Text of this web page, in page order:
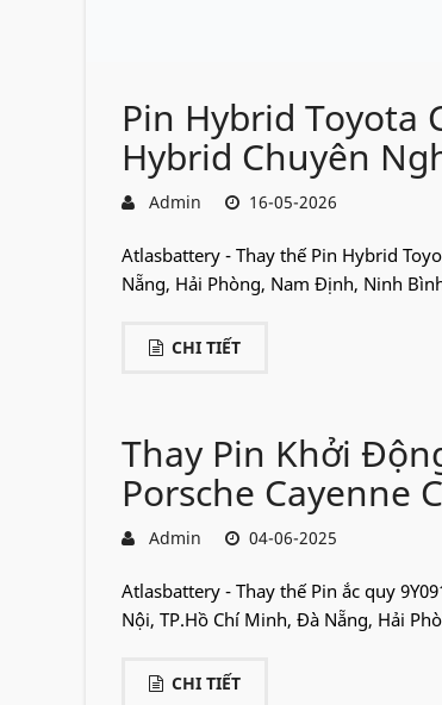
Pin Hybrid Toyota
Hybrid Chuyên
Admin 16-05-2026
Atlasbattery - Thay thế Pin Hybrid
Nẵng, Hải Phòng, Nam Định, Ninh
CHI TIẾT
Thay Pin Khởi
Porsche Cayenne
Admin 04-06-2025
Atlasbattery - Thay thế Pin ắc quy
Nội, TP.Hồ Chí Minh, Đà Nẵng, Hải
CHI TIẾT